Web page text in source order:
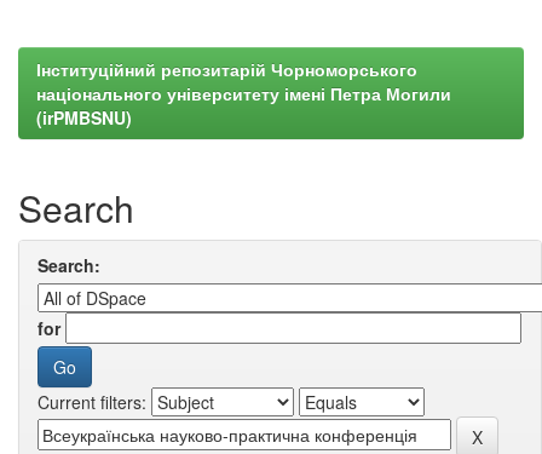
Інституційний репозитарій Чорноморського
національного університету імені Петра Могили
(irPMBSNU)
Search
Search:
for
Current filters: